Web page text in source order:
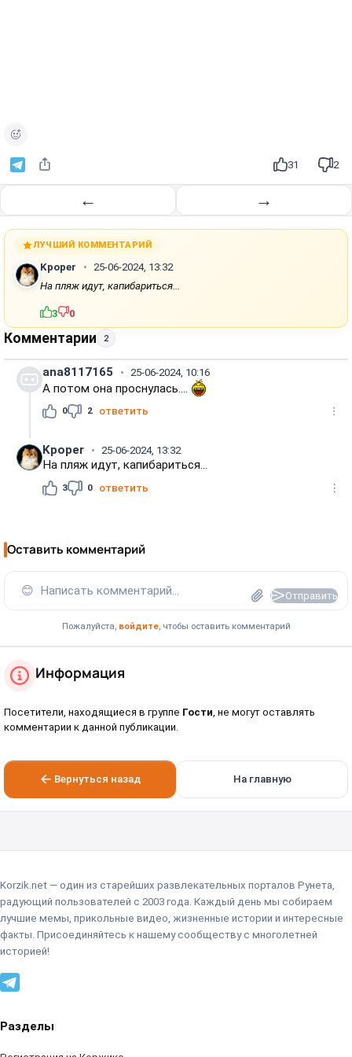
31 2
← →
ЛУЧШИЙ КОММЕНТАРИЙ
Kpoper
25-06-2024, 13:32
На пляж идут, капибариться...
3 0
Комментарии 2
ana8117165 25-06-2024, 10:16
А потом она проснулась....
0 2 ответить
Kpoper 25-06-2024, 13:32
На пляж идут, капибариться...
3 0 ответить
Оставить комментарий
😊 Написать комментарий... Отправить
Пожалуйста, войдите, чтобы оставить комментарий
Информация
Посетители, находящиеся в группе Гости , не могут оставлять
комментарии к данной публикации.
Вернуться назад На главную
Korzik.net — один из старейших развлекательных порталов Рунета,
радующий пользователей с 2003 года. Каждый день мы собираем
лучшие мемы, прикольные видео, жизненные истории и интересные
факты. Присоединяйтесь к нашему сообществу с многолетней
историей!
Разделы